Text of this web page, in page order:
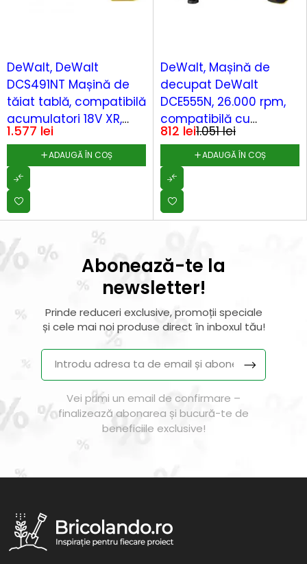
DeWalt, DeWalt
DCS491NT Mașină de
tăiat tablă, compatibilă
acumulatori 18V XR,
max 1.3 mm, valiză
TSTAK
1.577 lei
ADAUGĂ ÎN COȘ
DeWalt, Mașină de
decupat DeWalt
DCE555N, 26.000 rpm,
compatibilă cu
acumulatori Li-Ion 18V
1.051lei
812 lei
ADAUGĂ ÎN COȘ
Abonează-te la
newsletter!
Prinde reduceri exclusive, promoții speciale
și cele mai noi produse direct în inboxul tău!
Vei primi un email de confirmare –
finalizează abonarea și bucură-te de
beneficiile exclusive!